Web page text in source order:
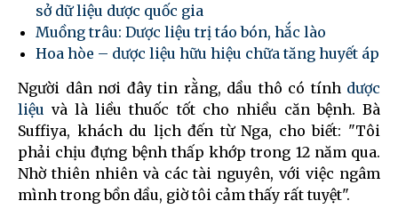
sở dữ liệu dược quốc gia
Muồng trâu: Dược liệu trị táo bón, hắc lào
Hoa hòe – dược liệu hữu hiệu chữa tăng huyết áp
Người dân nơi đây tin rằng, dầu thô có tính dược
liệu và là liều thuốc tốt cho nhiều căn bệnh. Bà
Suffiya, khách du lịch đến từ Nga, cho biết: "Tôi
phải chịu đựng bệnh thấp khớp trong 12 năm qua.
Nhờ thiên nhiên và các tài nguyên, với việc ngâm
mình trong bồn dầu, giờ tôi cảm thấy rất tuyệt".